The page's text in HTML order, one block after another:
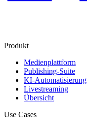
Produkt
Medienplattform
Publishing-Suite
KI-Automatisierung
Livestreaming
Übersicht
Use Cases